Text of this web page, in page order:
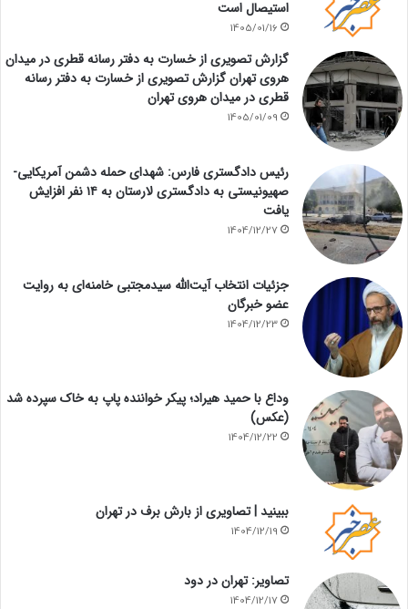
استیصال است
1405/01/16
گزارش تصویری از خسارت به دفتر رسانه قطری در میدان
هروی تهران گزارش تصویری از خسارت به دفتر رسانه
قطری در میدان هروی تهران
1405/01/09
رئیس دادگستری فارس: شهدای حمله دشمن آمریکایی-
صهیونیستی به دادگستری لارستان به ۱۴ نفر افزایش
یافت
1404/12/27
جزئیات انتخاب آیت‌الله سیدمجتبی خامنه‌ای به روایت
عضو خبرگان
1404/12/23
وداع با حمید هیراد؛ پیکر خواننده پاپ به خاک سپرده شد
(عکس)
1404/12/22
ببینید | تصاویری از بارش برف در تهران
1404/12/19
تصاویر: تهران در دود
1404/12/17